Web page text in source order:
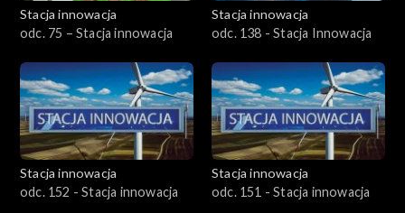
Stacja innowacja
odc. 75 – Stacja innowacja
Stacja innowacja
odc. 138 - Stacja Innowacja
Stacja innowacja
odc. 152 - Stacja innowacja
Stacja innowacja
odc. 151 - Stacja innowacja